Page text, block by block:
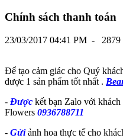
Chính sách thanh toán
23/03/2017 04:41 PM - 2879
Để tạo cảm giác cho Quý
được 1 sản phẩm tốt nhất .
- Được kết bạn Zalo với khách
Flowers 0936788711
- Gửiảnh hoa thực tế cho